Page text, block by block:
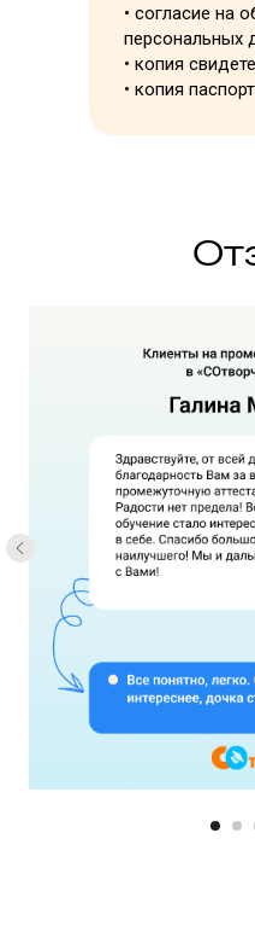
• согласие на
персональных
• копия
• копия